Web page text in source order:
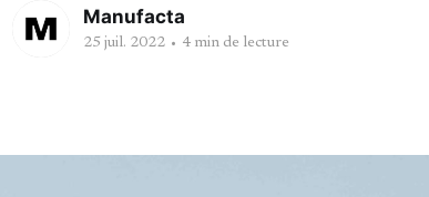
Manufacta
25 juil. 2022 • 4 min de lecture